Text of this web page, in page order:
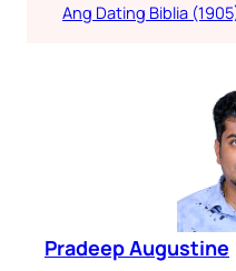
Ang Dating Biblia
Pradeep Augustine